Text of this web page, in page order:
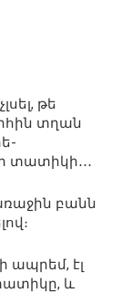
թե
տղան
տատիկի․․․
բանն
ապրեմ, էլ
և